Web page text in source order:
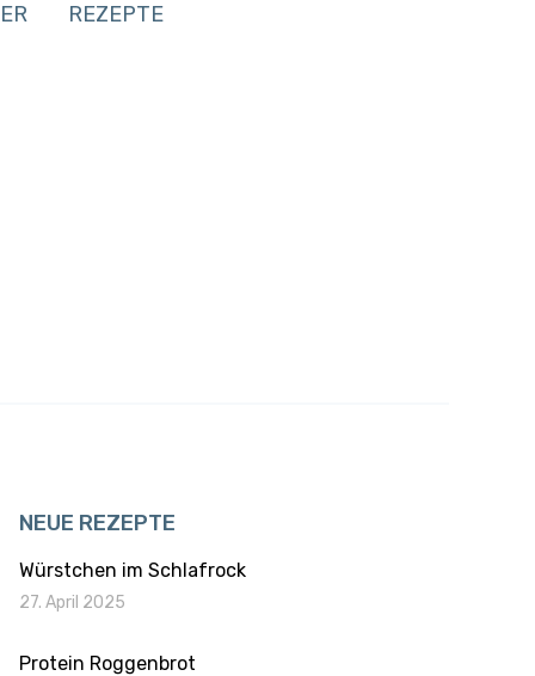
REZEPTE
NEUE REZEPTE
Würstchen im Schlafrock
27. April 2025
Protein Roggenbrot